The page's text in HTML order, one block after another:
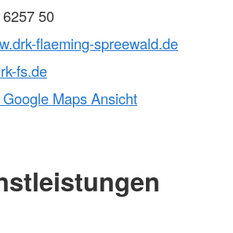
50
flaeming-spreewald.de
fs.de
Maps Ansicht